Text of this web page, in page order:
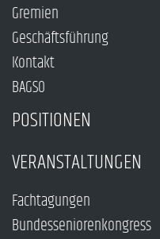
Gremien
Geschäftsführung
Kontakt
BAGSO
POSITIONEN
VERANSTALTUNGEN
Fachtagungen
Bundesseniorenkongress